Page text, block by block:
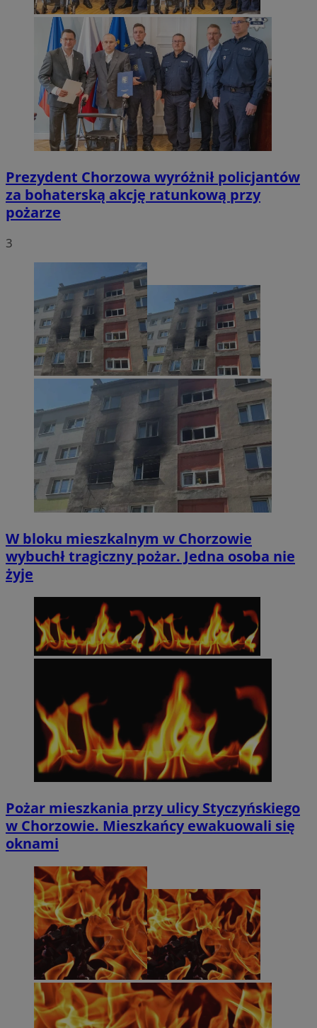
Prezydent Chorzowa wyróżnił policjantów
za bohaterską akcję ratunkową przy
pożarze
3
W bloku mieszkalnym w Chorzowie
wybuchł tragiczny pożar. Jedna osoba nie
żyje
Pożar mieszkania przy ulicy Styczyńskiego
w Chorzowie. Mieszkańcy ewakuowali się
oknami